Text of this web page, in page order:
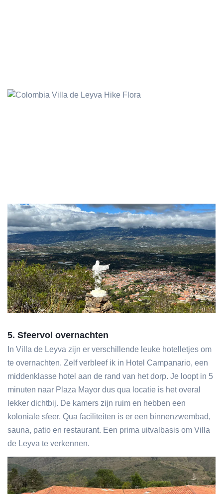
5. Sfeervol overnachten
In Villa de Leyva zijn er verschillende leuke hotelletjes om
te overnachten. Zelf verbleef ik in Hotel Campanario, een
middenklasse hotel aan de rand van het dorp. Je loopt in 5
minuten naar Plaza Mayor dus qua locatie is het overal
lekker dichtbij. De kamers zijn ruim en hebben een
koloniale sfeer. Qua faciliteiten is er een binnenzwembad,
sauna, patio en restaurant. Een prima uitvalbasis om Villa
de Leyva te verkennen.